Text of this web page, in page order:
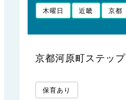
木曜日 近畿 京都
京都河原町ステップ
保育あり